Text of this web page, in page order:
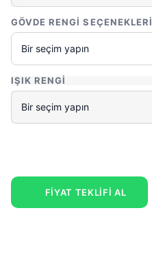
GÖVDE RENGI SEÇENEKLERI
IŞIK RENGI
FİYAT TEKLİFİ AL